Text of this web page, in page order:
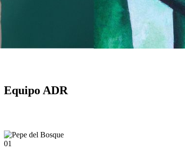
Equipo ADR
01